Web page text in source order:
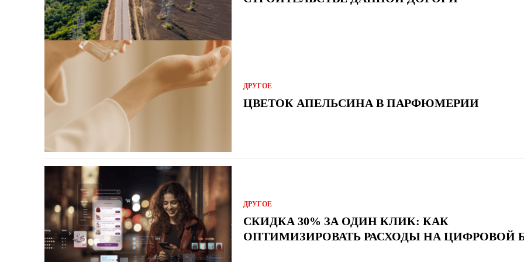
ДРУГОЕ
ЦВЕТОК АПЕЛЬСИНА В ПАРФЮМЕРИИ
ДРУГОЕ
СКИДКА 30% ЗА ОДИН КЛИК: КАК
ОПТИМИЗИРОВАТЬ РАСХОДЫ НА ЦИФРОВОЙ